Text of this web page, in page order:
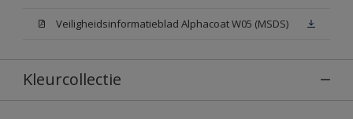
Veiligheidsinformatieblad Alphacoat W05 (MSDS)
Kleurcollectie